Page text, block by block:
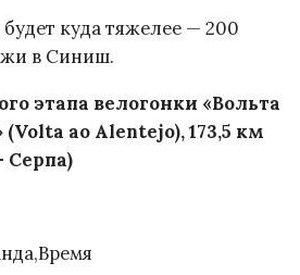
куда тяжелее — 200
в Синиш.
этапа велогонки «Вольта
(Volta ao Alentejo), 173,5 км